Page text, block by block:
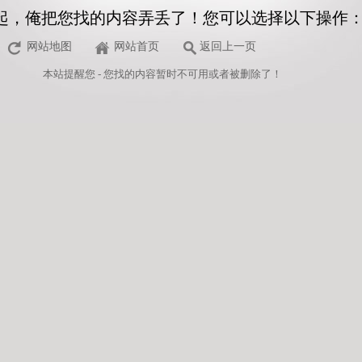
，俺把您找的内容弄丢了！您可以选择以下操作
网站地图 网站首页 返回上一页
本站提醒您 - 您找的内容暂时不可用或者被删除了！